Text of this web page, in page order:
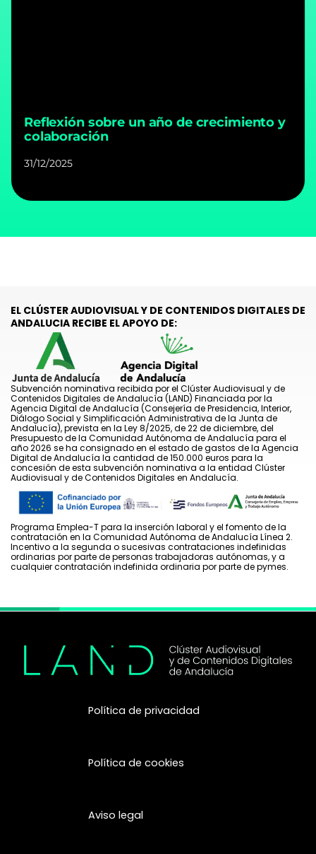
Reflexión sobre un año de crecimiento y
colaboración
31/12/2025
EL CLÚSTER AUDIOVISUAL Y DE CONTENIDOS DIGITALES DE
ANDALUCIA RECIBE EL APOYO DE:
Subvención nominativa recibida por el Clúster Audiovisual y de
Contenidos Digitales de Andalucía (LAND) Financiada por la
Agencia Digital de Andalucía (Consejería de Presidencia, Interior,
Diálogo Social y Simplificación Administrativa de la Junta de
Andalucía), prevista en la Ley 8/2025, de 22 de diciembre, del
Presupuesto de la Comunidad Autónoma de Andalucía para el
año 2026 se ha consignado en el estado de gastos de la Agencia
Digital de Andalucía la cantidad de 150.000 euros para la
concesión de esta subvención nominativa a la entidad Clúster
Audiovisual y de Contenidos Digitales en Andalucía.
Programa Emplea-T para la inserción laboral y el fomento de la
contratación en la Comunidad Autónoma de Andalucía Línea 2.
Incentivo a la segunda o sucesivas contrataciones indefinidas
ordinarias por parte de personas trabajadoras autónomas, y a
cualquier contratación indefinida ordinaria por parte de pymes.
Política de privacidad
Política de cookies
Aviso legal